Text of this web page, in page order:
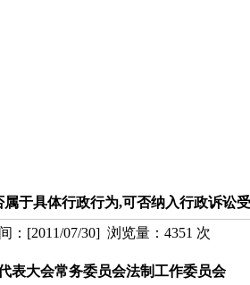
于具体行政行为,可否纳入行政诉讼
： [2011/07/30] 浏览量： 4351 次
表大会常务委员会法制工作委员会